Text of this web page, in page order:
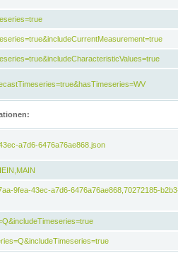
a7d6-6476a76ae868.json
9fea-43ec-a7d6-6476a76ae868,70272185-